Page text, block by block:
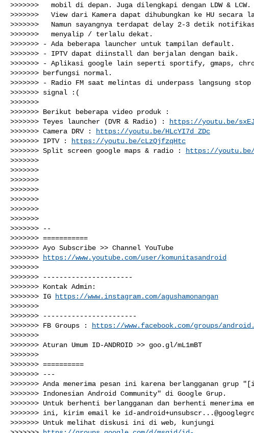
>>>>>>>   mobil di depan. Juga dilengkapi dengan LDW & LCW.
>>>>>>>   View dari Kamera dapat dihubungkan ke HU secara
>>>>>>>   Namun sayangnya terdapat delay 2-3 detik
>>>>>>>   menyalip / terlalu dekat.
>>>>>>> - Ada beberapa launcher untuk tampilan default.
>>>>>>> - IPTV dapat diinstall dan berjalan dengan baik.
>>>>>>> - Aplikasi google lain seperti sportify, gmaps,
>>>>>>> berfungsi normal.
>>>>>>> - Radio FM saat melintas di underpass langsung
>>>>>>> signal :(
>>>>>>>
>>>>>>> Berikut beberapa video produk :
>>>>>>> Teyes launcher (DVR & Radio) :
https://youtu.be/
>>>>>>> Camera DRV :
https://youtu.be/HLcYI7d_ZDc
>>>>>>> IPTV :
https://youtu.be/cLzQjfzqHtc
>>>>>>> Split screen google maps & radio :
https://youtu.be/
>>>>>>>
>>>>>>>
>>>>>>>
>>>>>>>
>>>>>>>
>>>>>>>
>>>>>>>
>>>>>>> --
>>>>>>> ===========
>>>>>>> Ayo Subscribe >> Channel YouTube
>>>>>>>
https://www.youtube.com/user/komunitasandroid
>>>>>>>
>>>>>>> ----------------------
>>>>>>> Kontak Admin:
>>>>>>> IG
https://www.instagram.com/agushamonangan
>>>>>>>
>>>>>>> -----------------------
>>>>>>> FB Groups :
https://www.facebook.com/groups/
>>>>>>>
>>>>>>> Aturan Umum ID-ANDROID >> goo.gl/mL1mBT
>>>>>>>
>>>>>>> ==========
>>>>>>> ---
>>>>>>> Anda menerima pesan ini karena berlangganan grup
>>>>>>> Indonesian Android Community" di Google Grup.
>>>>>>> Untuk berhenti berlangganan dan berhenti menerima
>>>>>>> ini, kirim email ke id-
>>>>>>> Untuk melihat diskusi ini di web, kunjungi